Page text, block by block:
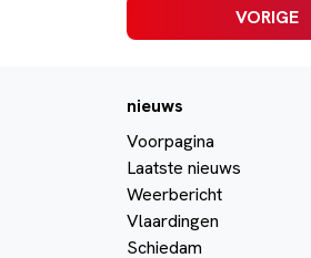
VORIGE
nieuws
Voorpagina
Laatste nieuws
Weerbericht
Vlaardingen
Schiedam